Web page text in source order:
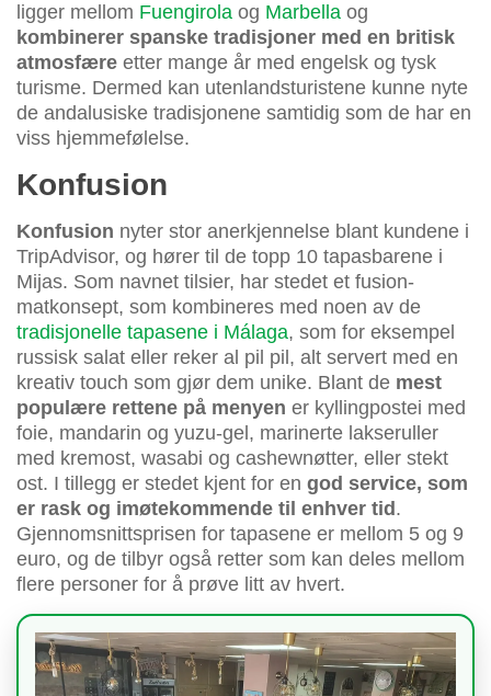
ligger mellom Fuengirola og Marbella og
kombinerer spanske tradisjoner med en britisk
atmosfære etter mange år med engelsk og tysk
turisme. Dermed kan utenlandsturistene kunne nyte
de andalusiske tradisjonene samtidig som de har en
viss hjemmefølelse.
Konfusion
Konfusion nyter stor anerkjennelse blant kundene i
TripAdvisor, og hører til de topp 10 tapasbarene i
Mijas. Som navnet tilsier, har stedet et fusion-
matkonsept, som kombineres med noen av de
tradisjonelle tapasene i Málaga, som for eksempel
russisk salat eller reker al pil pil, alt servert med en
kreativ touch som gjør dem unike. Blant de mest
populære rettene på menyen er kyllingpostei med
foie, mandarin og yuzu-gel, marinerte lakseruller
med kremost, wasabi og cashewnøtter, eller stekt
ost. I tillegg er stedet kjent for en god service, som
er rask og imøtekommende til enhver tid .
Gjennomsnittsprisen for tapasene er mellom 5 og 9
euro, og de tilbyr også retter som kan deles mellom
flere personer for å prøve litt av hvert.